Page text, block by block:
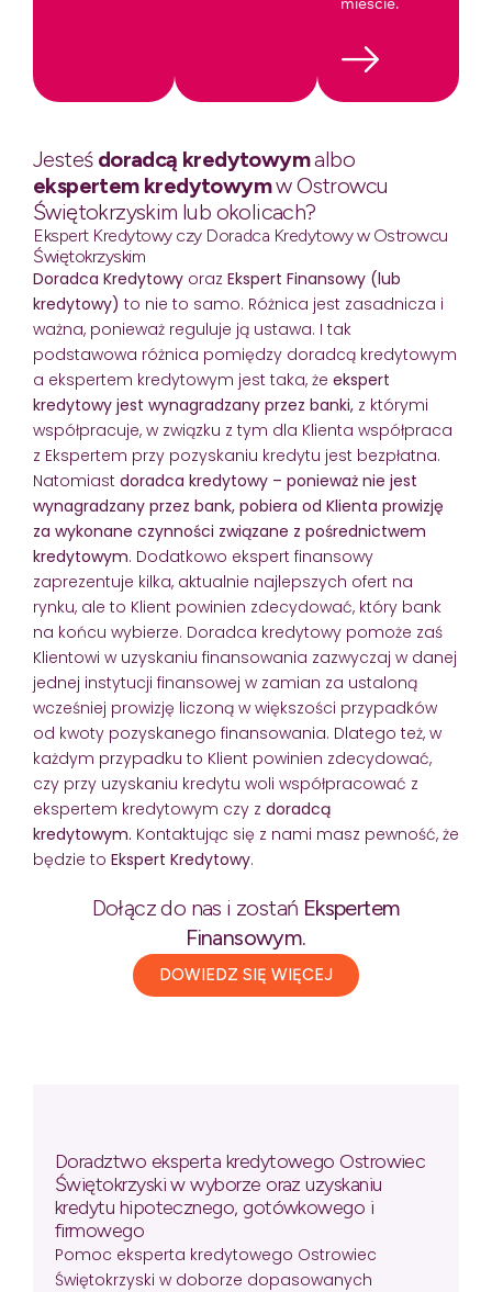
Jesteśdoradcą kredytowymalbo
ekspertem kredytowymw Ostrowcu
Świętokrzyskim lub okolicach?
Ekspert Kredytowy czy Doradca Kredytowy w Ostrowcu
Świętokrzyskim
Doradca Kredytowy oraz Ekspert Finansowy (lub
kredytowy) to nie to samo. Różnica jest zasadnicza i
ważna, ponieważ reguluje ją ustawa. I tak
podstawowa różnica pomiędzy doradcą kredytowym
a ekspertem kredytowym jest taka, że ekspert
kredytowy jest wynagradzany przez banki, z którymi
współpracuje, w związku z tym dla Klienta współpraca
z Ekspertem przy pozyskaniu kredytu jest bezpłatna.
Natomiast doradca kredytowy – ponieważ nie jest
wynagradzany przez bank, pobiera od Klienta prowizję
za wykonane czynności związane z pośrednictwem
kredytowym. Dodatkowo ekspert finansowy
zaprezentuje kilka, aktualnie najlepszych ofert na
rynku, ale to Klient powinien zdecydować, który bank
na końcu wybierze. Doradca kredytowy pomoże zaś
Klientowi w uzyskaniu finansowania zazwyczaj w danej
jednej instytucji finansowej w zamian za ustaloną
wcześniej prowizję liczoną w większości przypadków
od kwoty pozyskanego finansowania. Dlatego też, w
każdym przypadku to Klient powinien zdecydować,
czy przy uzyskaniu kredytu woli współpracować z
ekspertem kredytowym czy z doradcą
kredytowym. Kontaktując się z nami masz pewność, że
będzie to Ekspert Kredytowy.
Dołącz do nas i zostań Ekspertem
Finansowym.
DOWIEDZ SIĘ WIĘCEJ
Doradztwo eksperta kredytowego Ostrowiec
Świętokrzyski w wyborze oraz uzyskaniu
kredytu hipotecznego, gotówkowego i
firmowego
Pomoc eksperta kredytowego Ostrowiec
Świętokrzyski w doborze dopasowanych